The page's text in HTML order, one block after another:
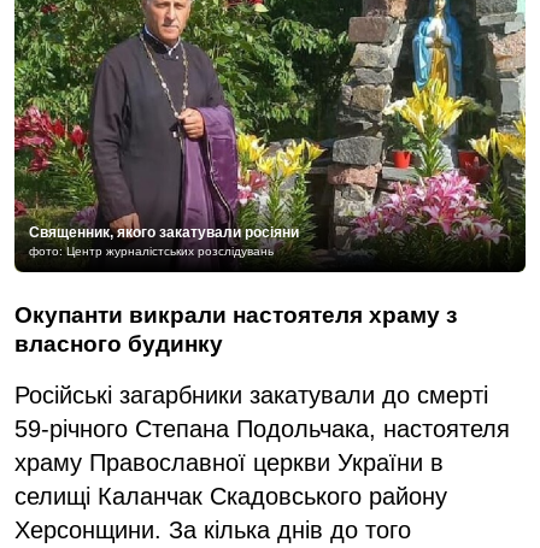
Священник, якого закатували росіяни
фото: Центр журналістських розслідувань
Окупанти викрали настоятеля храму з
власного будинку
Російські загарбники закатували до смерті
59-річного Степана Подольчака, настоятеля
храму Православної церкви України в
селищі Каланчак Скадовського району
Херсонщини. За кілька днів до того